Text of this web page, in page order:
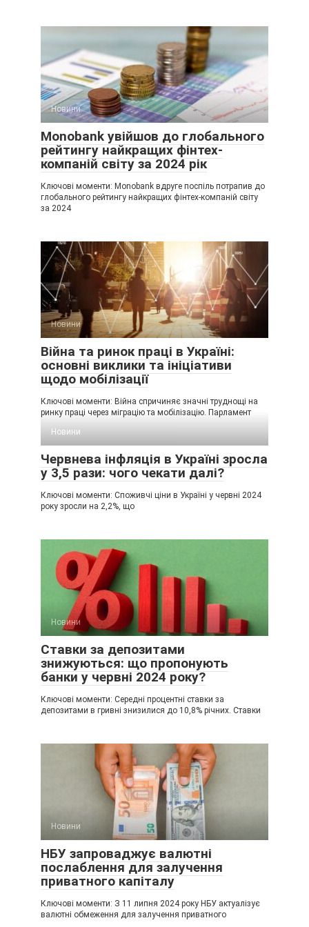
Новини
Monobank увійшов до глобального
рейтингу найкращих фінтех-
компаній світу за 2024 рік
Ключові моменти: Monobank вдруге поспіль потрапив до
глобального рейтингу найкращих фінтех-компаній світу
за 2024
Новини
Війна та ринок праці в Україні:
основні виклики та ініціативи
щодо мобілізації
Ключові моменти: Війна спричиняє значні труднощі на
ринку праці через міграцію та мобілізацію. Парламент
Новини
Червнева інфляція в Україні зросла
у 3,5 рази: чого чекати далі?
Ключові моменти: Споживчі ціни в Україні у червні 2024
року зросли на 2,2%, що
Новини
Ставки за депозитами
знижуються: що пропонують
банки у червні 2024 року?
Ключові моменти: Середні процентні ставки за
депозитами в гривні знизилися до 10,8% річних. Ставки
Новини
НБУ запроваджує валютні
послаблення для залучення
приватного капіталу
Ключові моменти: З 11 липня 2024 року НБУ актуалізує
валютні обмеження для залучення приватного